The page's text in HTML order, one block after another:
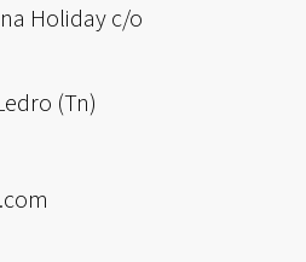
Holiday c/o
(Tn)